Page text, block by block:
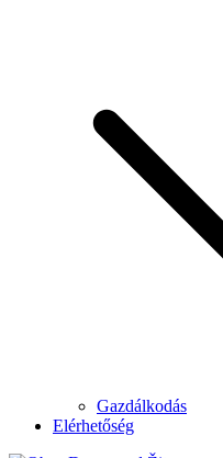
Gazdálkodás
Elérhetőség